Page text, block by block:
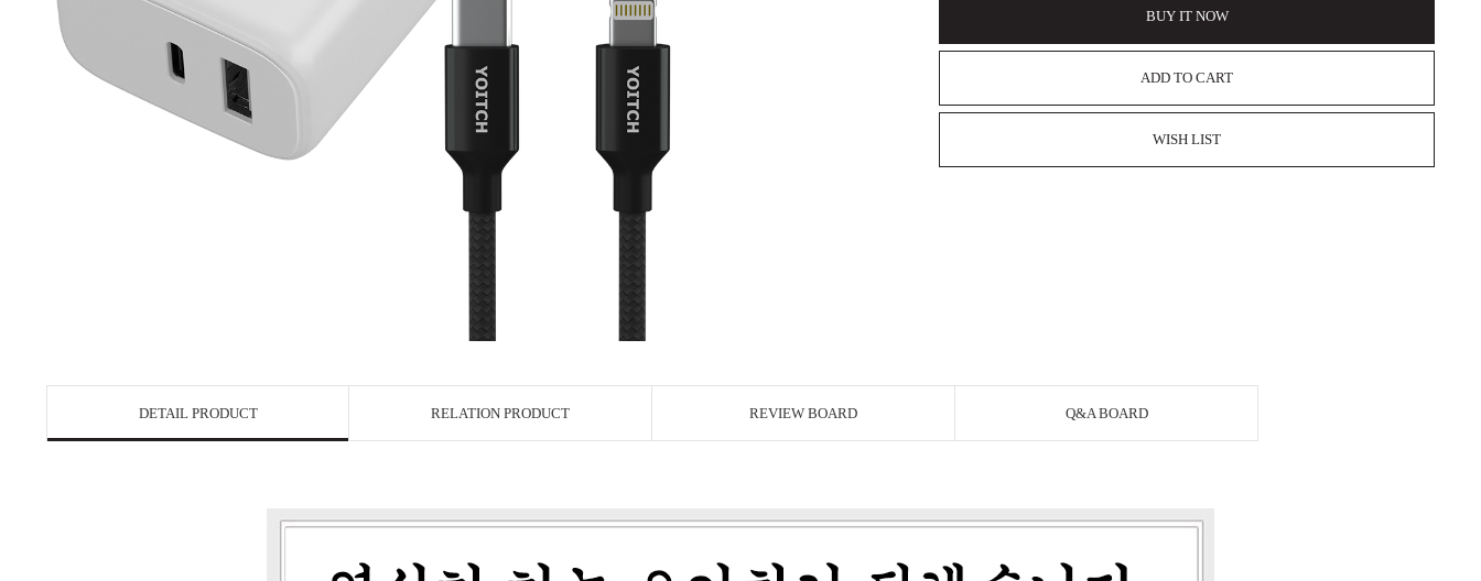
BUY IT NOW
ADD TO CART
WISH LIST
DETAIL PRODUCT RELATION PRODUCT REVIEW BOARD Q&A BOARD